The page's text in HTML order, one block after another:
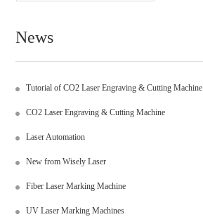
News
Tutorial of CO2 Laser Engraving & Cutting Machine
CO2 Laser Engraving & Cutting Machine
Laser Automation
New from Wisely Laser
Fiber Laser Marking Machine
UV Laser Marking Machines